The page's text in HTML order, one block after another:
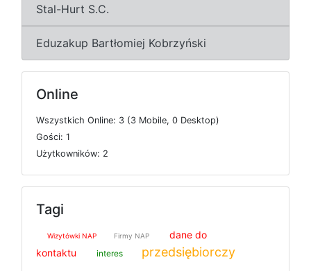
Stal-Hurt S.C.
Eduzakup Bartłomiej Kobrzyński
Online
Wszystkich Online: 3 (3 Mobile, 0 Desktop)
Gości: 1
Użytkowników: 2
Tagi
Wizytówki NAP Firmy NAP
dane do
kontaktu
interes przedsiębiorczy